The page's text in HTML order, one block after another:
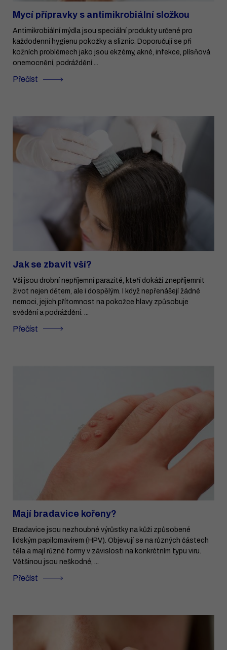
Mycí přípravky s antimikrobiální složkou
Antimikrobiální mýdla jsou speciální produkty určené pro
každodenní hygienu pokožky a sliznic. Doporučují se při
kožních problémech jako jsou ekzémy, akné, infekce, plísňová
onemocnění, podráždění ...
Přečíst
Jak se zbavit vší?
Vši jsou drobní nepříjemní parazité, kteří dokáží znepříjemnit
život nejen dětem, ale i dospělým. I když nepřenášejí žádné
nemoci, jejich přítomnost na pokožce hlavy způsobuje
svědění a podráždění. ...
Přečíst
Mají bradavice kořeny?
Bradavice jsou nezhoubné výrůstky na kůži způsobené
lidským papilomavirem (HPV). Objevují se na různých částech
těla a mají různé formy v závislosti na konkrétním typu viru.
Většinou jsou neškodné, ...
Přečíst